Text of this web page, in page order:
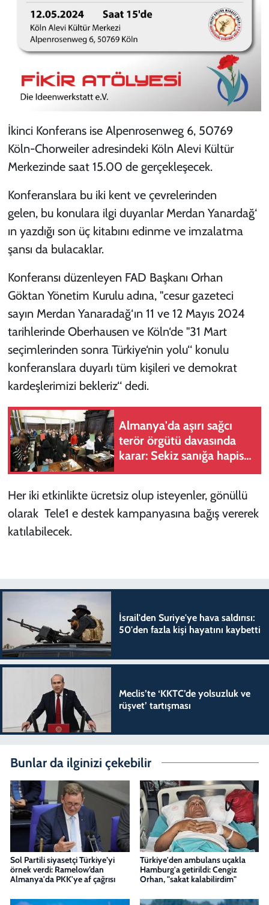
İkinci Konferans ise Alpenrosenweg 6, 50769
Köln-Chorweiler adresindeki Köln Alevi Kültür
Merkezinde saat 15.00 de gerçekleşecek.
Konferanslara bu iki kent ve çevrelerinden
gelen, bu konulara ilgi duyanlar Merdan Yanardağ‘
ın yazdığı son üç kitabını edinme ve imzalatma
şansı da bulacaklar.
Konferansı düzenleyen FAD Başkanı Orhan
Göktan Yönetim Kurulu adına, "cesur gazeteci
sayın Merdan Yanaradağ‘ın 11 ve 12 Mayıs 2024
tarihlerinde Oberhausen ve Köln‘de "31 Mart
seçimlerinden sonra Türkiye‘nin yolu‘‘ konulu
konferanslara duyarlı tüm kişileri ve demokrat
kardeşlerimizi bekleriz‘‘ dedi.
Almanya'da aşırı sağcı
terör örgütü davasında
karar: Sekiz sanığa hapis
Her iki etkinlikte ücretsiz olup isteyenler, gönüllü
olarak Tele1 e destek kampanyasına bağış vererek
katılabilecek.
İsrail'den Suriye'ye hava saldırısı:
50'den fazla kişi hayatını kaybetti
Meclis’te ‘KKTC’de yolsuzluk ve
rüşvet’ tartışması
Bunlar da ilginizi çekebilir
Sol Partili siyasetçi Türkiye’yi
örnek verdi: Ramelow’dan
Almanya'da PKK'ye af çağrısı
Türkiye'den ambulans uçakla
Hamburg'a getirildi: Cengiz
Orhan, "sakat kalabilirdim"